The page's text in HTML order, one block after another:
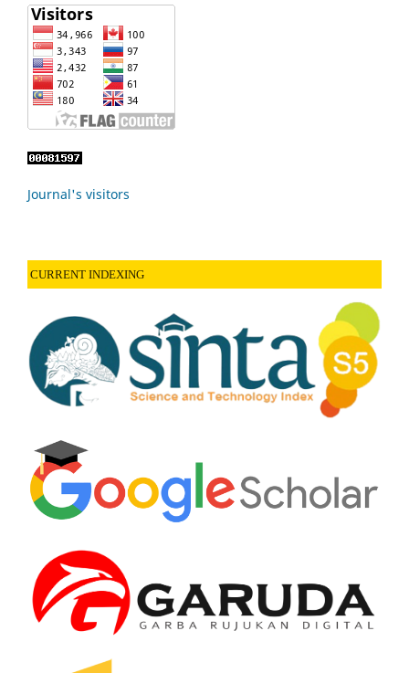
Journal's visitors
CURRENT INDEXING